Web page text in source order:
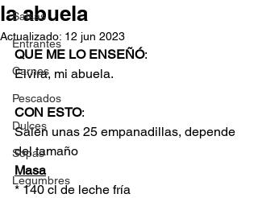
Salsas
Entrantes
Carnes
Pescados
Dulces
Sopas
Legumbres
la abuela
Actualizado: 12 jun 2023
QUE ME LO ENSEÑÓ:
Elvira, mi abuela.
CON ESTO:
Salen unas 25 empanadillas, depende
del tamaño
Masa
* 140 cl de leche fría